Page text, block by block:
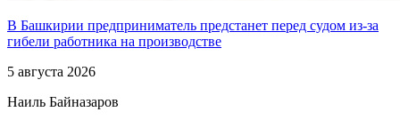
В Башкирии предприниматель предстанет перед судом из-за
гибели работника на производстве
5 августа 2026
Наиль Байназаров